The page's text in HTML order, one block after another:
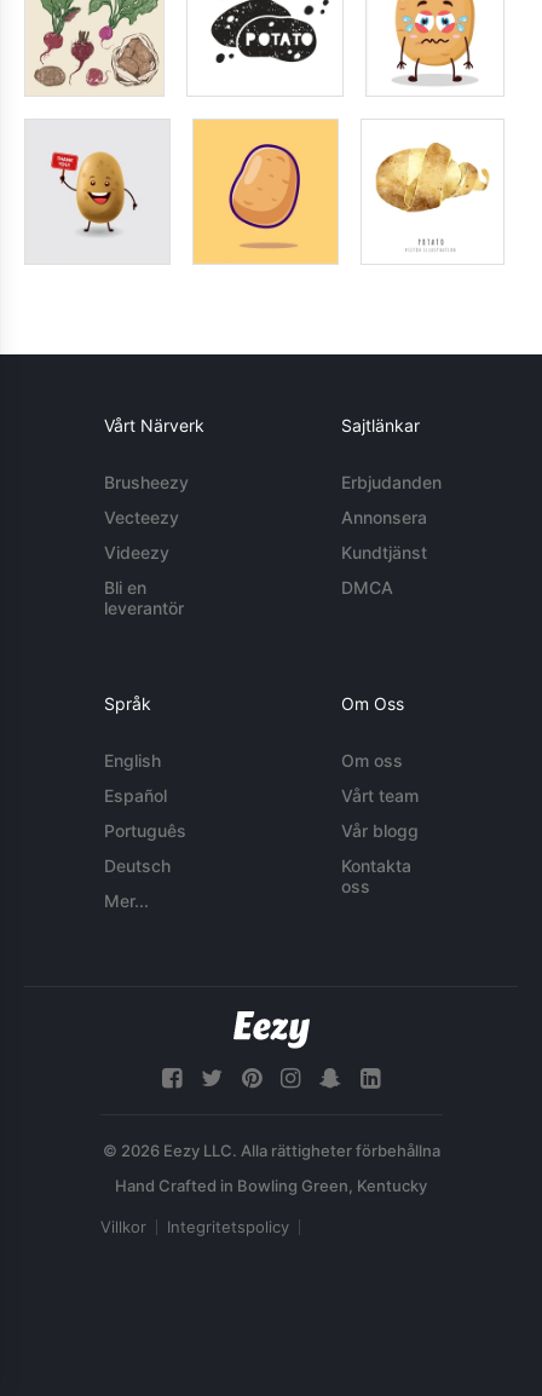
Vårt Närverk
Brusheezy
Vecteezy
Videezy
Bli en
leverantör
Sajtlänkar
Erbjudanden
Annonsera
Kundtjänst
DMCA
Språk
English
Español
Português
Deutsch
Mer...
Om Oss
Om oss
Vårt team
Vår blogg
Kontakta
oss
© 2026 Eezy LLC. Alla rättigheter förbehållna
Villkor Integritetspolicy